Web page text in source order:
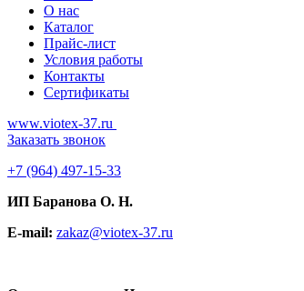
О нас
Каталог
Прайс-лист
Условия работы
Контакты
Сертификаты
www.viotex-37.ru
Заказать звонок
+7 (964) 497-15-33
ИП Баранова О. Н.
E-mail: zakaz@viotex-37.ru